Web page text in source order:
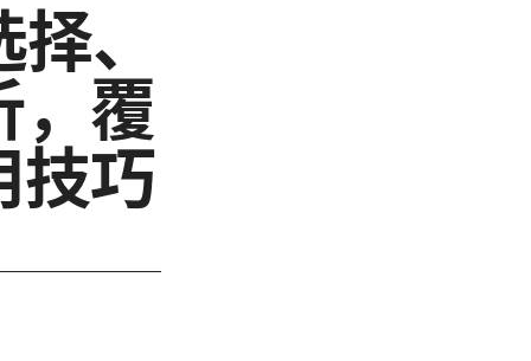
、
，覆
技巧